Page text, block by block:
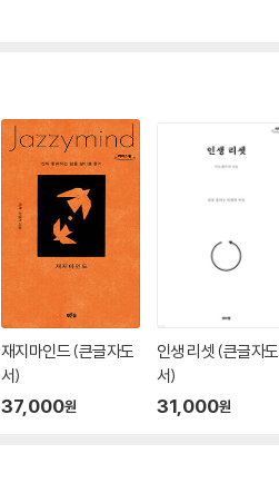
재지마인드 (큰글자도
서)
37,000원
인생 리셋 (큰글자도
서)
31,000원